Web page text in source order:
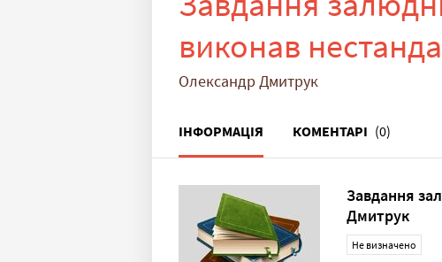
виконав
Олександр Дмитрук
ІНФОРМАЦІЯ КОМЕНТАРІ (0)
Завдання
Дмитрук
Не визначено